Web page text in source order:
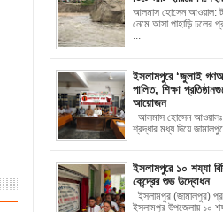
আলমাস হোসেন আওয়াল:
নেমে আসা পাহাড়ি ঢলের
‎ইসলামপুরে ‘জুলাই
পালিত, শিক্ষা
আয়োজন
‎​আলমাস হোসেন আওয়ালঃ‎
শ্রদ্ধার মধ্য দিয়ে
ইসলামপুরে ১০ শয্যা
কেন্দ্রের শুভ উদ্বোধন
ইসলামপুর (জামালপুর)
ইসলামপুর উপজেলায় ১০